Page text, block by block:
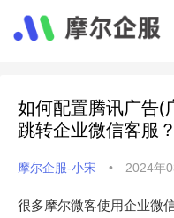
如何配置腾讯广告(
跳转企业微信客服？
摩尔企服-小宋 • 2024年
很多摩尔微客使用企业微